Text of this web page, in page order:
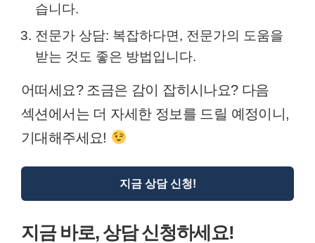
습니다.
전문가 상담: 복잡하다면, 전문가의 도움을
받는 것도 좋은 방법입니다.
어떠세요? 조금은 감이 잡히시나요? 다음
섹션에서는 더 자세한 정보를 드릴 예정이니,
기대해주세요!
지금 상담 신청!
지금 바로, 상담 신청하세요!